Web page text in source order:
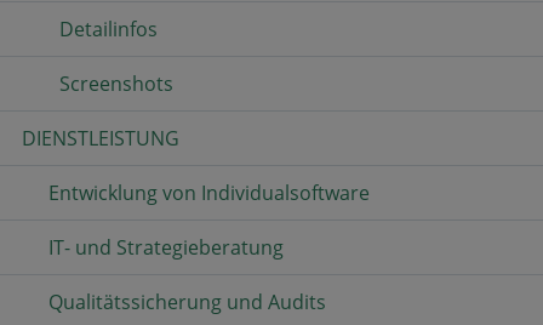
Detailinfos
Screenshots
DIENSTLEISTUNG
Entwicklung von Individualsoftware
IT- und Strategieberatung
Qualitätssicherung und Audits